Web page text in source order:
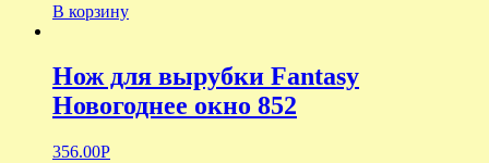
В корзину
Нож для вырубки Fantasy
Новогоднее окно 852
356.00Р